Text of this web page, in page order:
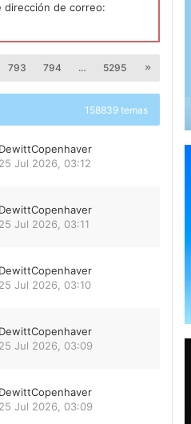
dirección de correo:
793 794 … 5295
158839 temas
DewittCopenhaver
25 Jul 2026, 03:12
DewittCopenhaver
25 Jul 2026, 03:11
DewittCopenhaver
25 Jul 2026, 03:10
DewittCopenhaver
25 Jul 2026, 03:09
DewittCopenhaver
25 Jul 2026, 03:09